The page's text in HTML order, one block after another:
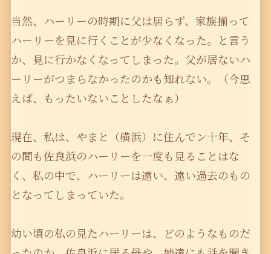
当然、ハーリーの時期に父は居らず、家族揃って
ハーリーを見に行くことが少なくなった。と言う
か、見に行かなくなってしまった。父が居ないハ
ーリーがつまらなかったのかも知れない。（今思
えば、もったいないことしたなぁ）
現在、私は、やまと（横浜）に住んでン十年、そ
の間も佐良浜のハーリーを一度も見ることはな
く、私の中で、ハーリーは遠い、遠い過去のもの
となってしまっていた。
幼い頃の私の見たハーリーは、どのようなものだ